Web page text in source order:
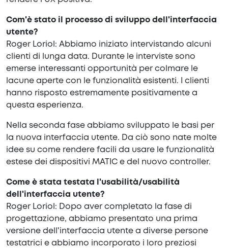
Com'è stato il processo di sviluppo dell'interfaccia
utente?
Roger Loriol: Abbiamo iniziato intervistando alcuni
clienti di lunga data. Durante le interviste sono
emerse interessanti opportunità per colmare le
lacune aperte con le funzionalità esistenti. I clienti
hanno risposto estremamente positivamente a
questa esperienza.
Nella seconda fase abbiamo sviluppato le basi per
la nuova interfaccia utente. Da ciò sono nate molte
idee su come rendere facili da usare le funzionalità
estese dei dispositivi MATIC e del nuovo controller.
Come è stata testata l'usabilità/usabilità
dell'interfaccia utente?
Roger Loriol: Dopo aver completato la fase di
progettazione, abbiamo presentato una prima
versione dell'interfaccia utente a diverse persone
testatrici e abbiamo incorporato i loro preziosi